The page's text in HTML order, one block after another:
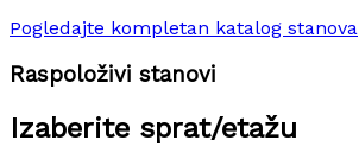
Pogledajte kompletan katalog stanova
Raspoloživi stanovi
Izaberite sprat/etažu